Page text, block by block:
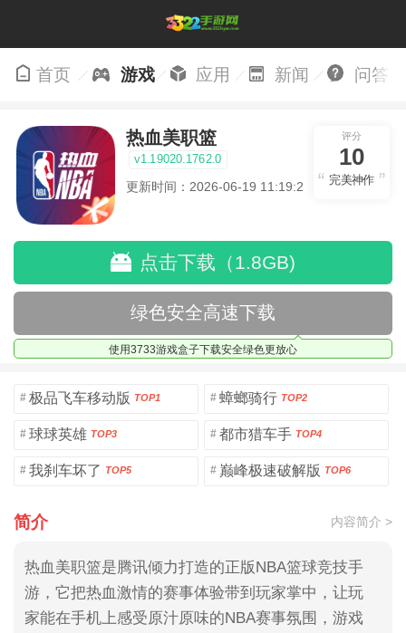
首页 游戏 应用 新闻 问答
热血美职篮
v1.19020.1762.0
更新时间：2026-06-19 11:19:27
评分
10
完美神作
点击下载（1.8GB)
绿色安全高速下载
使用3733游戏盒子下载安全绿色更放心
# 极品飞车移动版 TOP1 # 蟑螂骑行 TOP2
# 球球英雄 TOP3 # 都市猎车手 TOP4
# 我刹车坏了 TOP5 # 巅峰极速破解版 TOP6
简介 内容简介 >
热血美职篮是腾讯倾力打造的正版NBA篮球竞技手
游，它把热血激情的赛事体验带到玩家掌中，让玩
家能在手机上感受原汁原味的NBA赛事氛围，游戏